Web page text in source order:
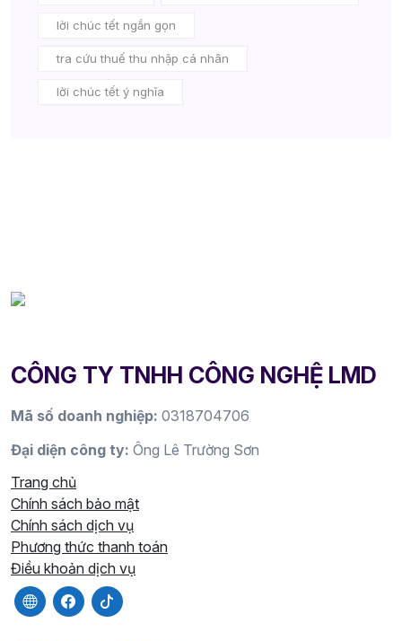
lời chúc tết ngắn gọn
tra cứu thuế thu nhập cá nhân
lời chúc tết ý nghĩa
CÔNG TY TNHH CÔNG NGHỆ LMD
Mã số doanh nghiệp: 0318704706
Đại diện công ty: Ông Lê Trường Sơn
Trang chủ
Chính sách bảo mật
Chính sách dịch vụ
Phương thức thanh toán
Điều khoản dịch vụ